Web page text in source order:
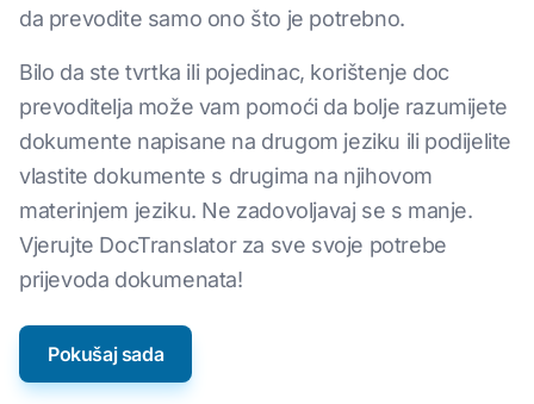
da prevodite samo ono što je potrebno.
Bilo da ste tvrtka ili pojedinac, korištenje doc
prevoditelja može vam pomoći da bolje razumijete
dokumente napisane na drugom jeziku ili podijelite
vlastite dokumente s drugima na njihovom
materinjem jeziku. Ne zadovoljavaj se s manje.
Vjerujte DocTranslator za sve svoje potrebe
prijevoda dokumenata!
Pokušaj sada